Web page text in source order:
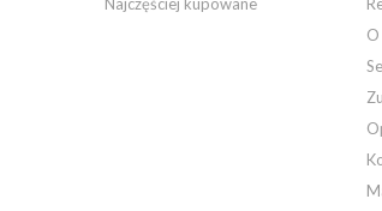
Najczęściej kupowane